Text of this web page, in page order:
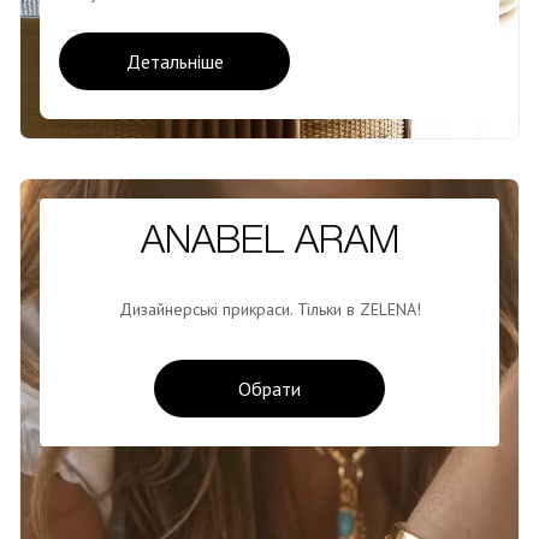
Детальніше
ANABEL ARAM
Дизайнерські прикраси. Тільки в ZELENA!
Обрати